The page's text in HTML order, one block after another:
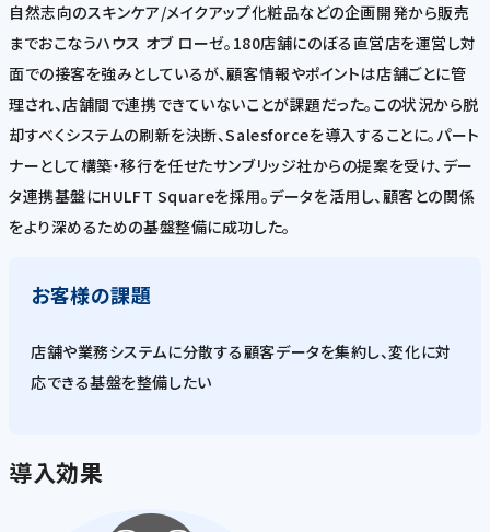
自然志向のスキンケア/メイクアップ化粧品などの企画開発から販売
までおこなうハウス オブ ローゼ。180店舗にのぼる直営店を運営し対
面での接客を強みとしているが、顧客情報やポイントは店舗ごとに管
理され、店舗間で連携できていないことが課題だった。この状況から脱
却すべくシステムの刷新を決断、Salesforceを導入することに。パート
ナーとして構築・移行を任せたサンブリッジ社からの提案を受け、デー
タ連携基盤にHULFT Squareを採用。データを活用し、顧客との関係
をより深めるための基盤整備に成功した。
お客様の課題
店舗や業務システムに分散する顧客データを集約し、変化に対
応できる基盤を整備したい
導入効果